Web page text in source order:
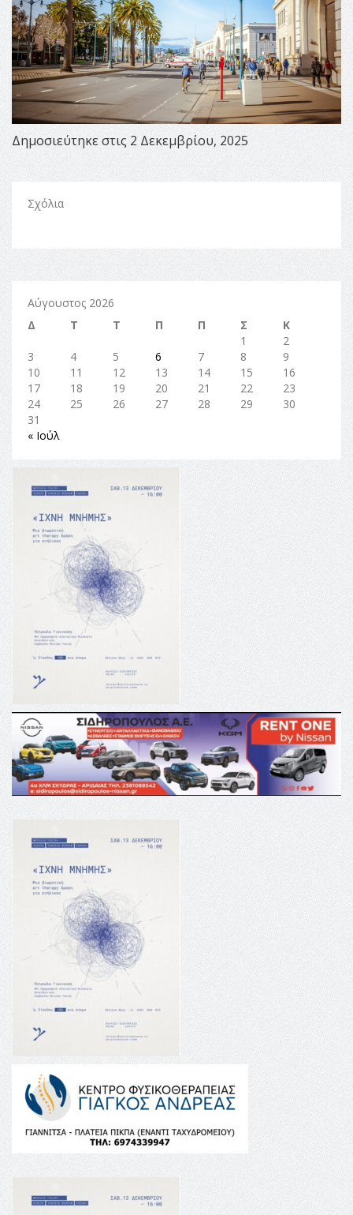
Δημοσιεύτηκε στις 2 Δεκεμβρίου, 2025
Σχόλια
Αύγουστος 2026
Δ
Τ Τ Π Π Σ
Κ
1
2
3
4 5 6 7 8
9
10
11 12 13 14 15
16
17
18 19 20 21 22
23
24
25 26 27 28 29
30
31
« Ιούλ